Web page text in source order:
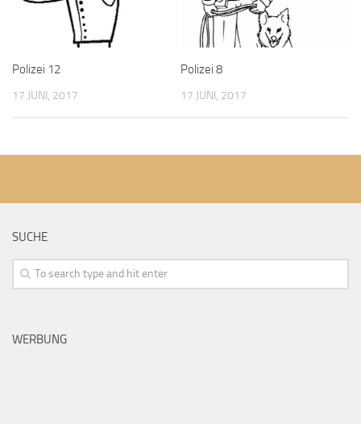
Polizei 12
17 JUNI, 2017
Polizei 8
17 JUNI, 2017
SUCHE
WERBUNG